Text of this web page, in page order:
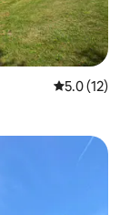
Calificación
5.0 (12)